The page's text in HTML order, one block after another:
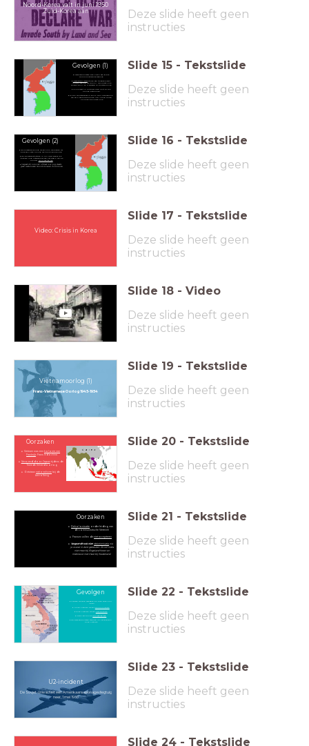
Noord-Korea valt in juni 1950
Zuid-Korea aan
Deze slide heeft geen
instructies
Gevolgen (1)
Verenigde Staten zien hierin een grote
communistische dreiging
Verenigde Natiessturen een troepenmacht
(onder leiding van de VS). De Sovjet-Unie
boycot de VN en is afwezig bij de stemming
China raakt in oktober 1950 kort bij de
oorlog betrokken.
Er zijn voorstanders in de VS voor het gebruik
van 26(!) atoombommen (op Noord-Korea,
China en de Sovjet-Unie
Slide 15 - Tekstslide
Deze slide heeft geen
instructies
Gevolgen (2)
De Koreaanse Oorlog wordt ook wel gezien als
de enige 'hete' oorlog van de Koude Oorlog
Bij de wapenstilstand in juli 1953 liggen de
grenzen nog hetzelfde als aan het begin van de
oorlog:
38e breedtegraad
Vergeet dit ook niet: offcieel is er nog steeds
geen vrede tussen Noord-Korea en Zuid-Korea.
Slide 16 - Tekstslide
Deze slide heeft geen
instructies
Video: Crisis in Korea
Slide 17 - Tekstslide
Deze slide heeft geen
instructies
Slide 18 - Video
Deze slide heeft geen
instructies
Vietnamoorlog (1)
Frans-Vietnamese Oorlog 1945-1954
Slide 19 - Tekstslide
Deze slide heeft geen
instructies
Oorzaken
Vietnam was een kolonie van
Frankrijk : Frans Indochina
Veroverd door Japantijdens de
Tweede Wereldoorlog
Ontstaannationalisme bij de
bevolking
Slide 20 - Tekstslide
Deze slide heeft geen
instructies
Oorzaken
Dekolonisatie onder leiding van
de communistische Vietminh
Fransen willen ditniet accepteren
Vergeet dit ook niet: dekolonisatie zie
je overal in Azië gebeuren. Zo wil India
niet meer bij Engeland horen en
Indonesië niet meer bij Nederland.
Slide 21 - Tekstslide
Deze slide heeft geen
instructies
Gevolgen
Fransen worden verslagen bij Dien Bien Phu
(1954)
Noord-Vietnam wordt communistisch
Zuid-Vietnam wordt kapitalistisch
Grens ligt bij de17e breedtegraad
De Verenigde Staten steunen (in het geheim)
Zuid-Vietnam
Slide 22 - Tekstslide
Deze slide heeft geen
instructies
U2-incident
De Sovjet-Unie schiet een Amerikaans spionagevliegtuig
neer, 1 mei 1960
Slide 23 - Tekstslide
Deze slide heeft geen
instructies
Slide 24 - Tekstslide